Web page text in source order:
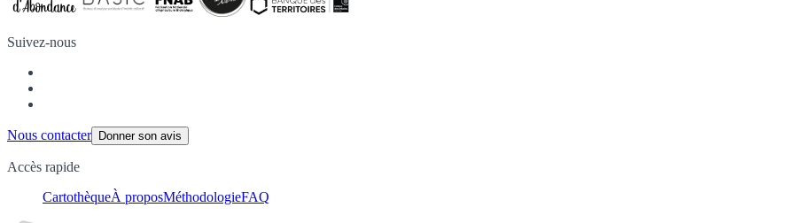
Suivez-nous
Nous contacter Donner son avis
Accès rapide
CartothèqueÀ proposMéthodologieFAQ